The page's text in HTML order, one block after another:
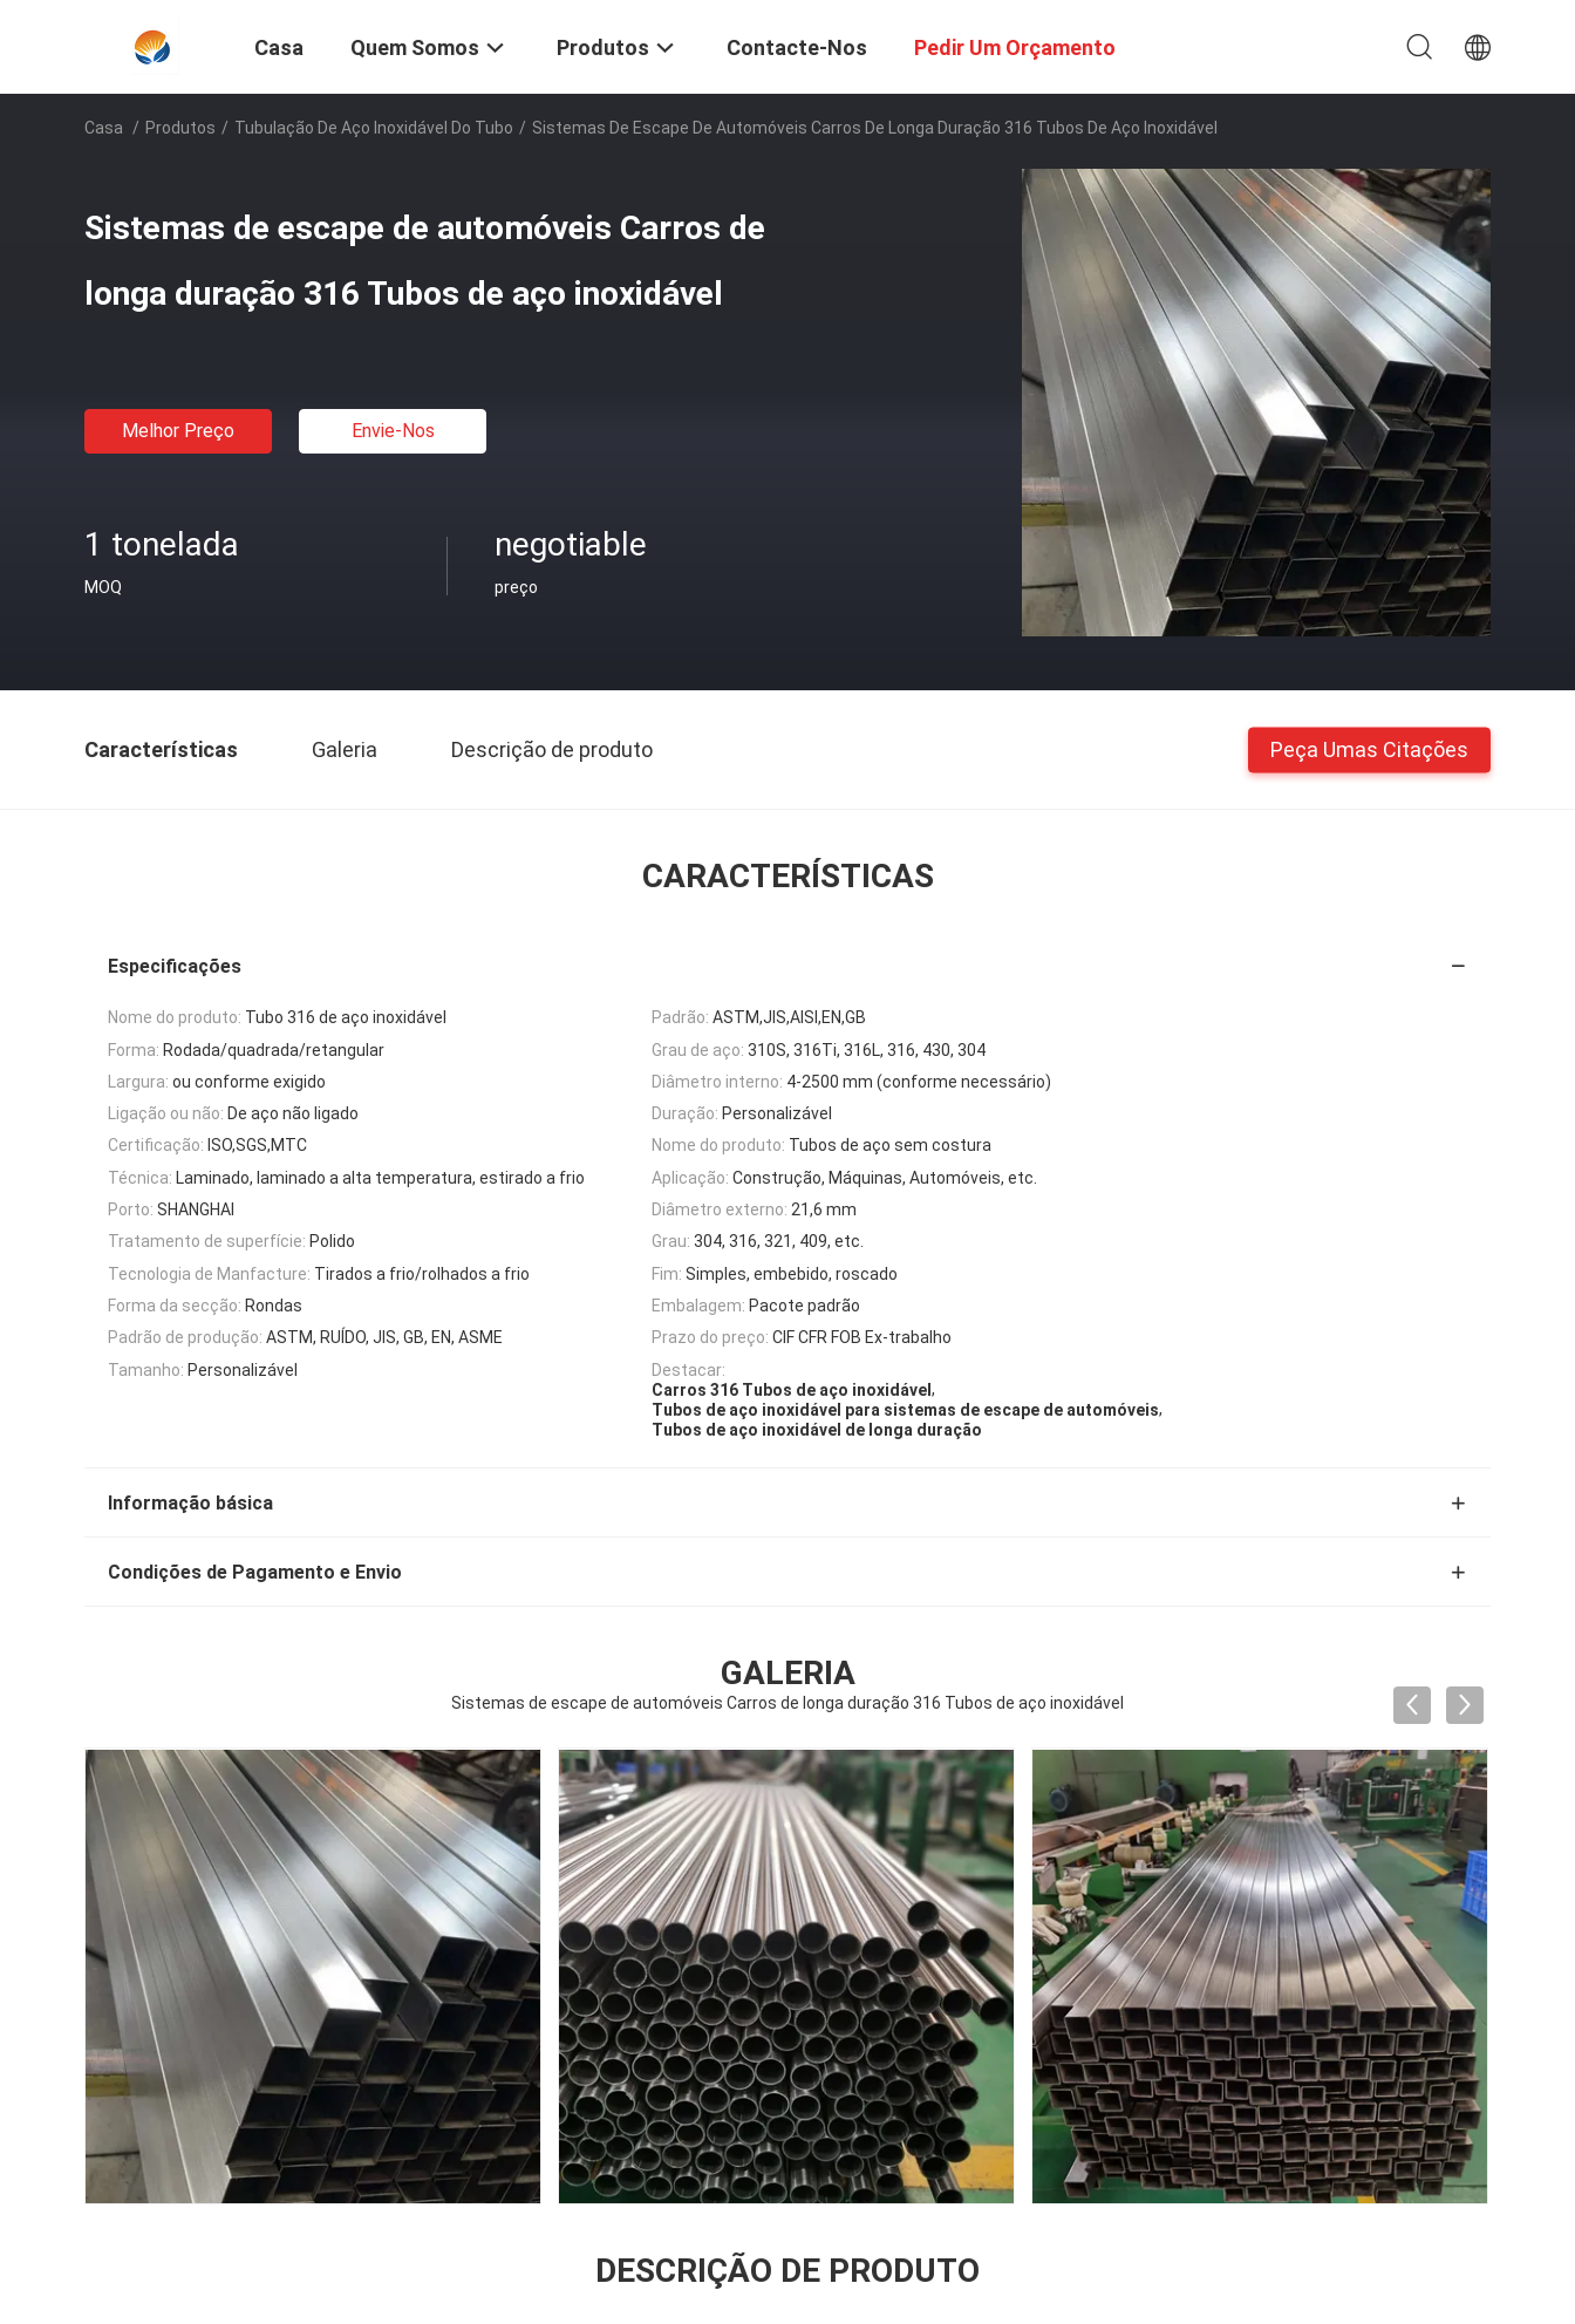
Casa Quem Somos Produtos Contacte-Nos Pedir Um Orçamento
Casa / Produtos / Tubulação De Aço Inoxidável Do Tubo / Sistemas De Escape De Automóveis Carros De Longa Duração 316 Tubos De Aço Inoxidável
Sistemas de escape de automóveis Carros de
longa duração 316 Tubos de aço inoxidável
Melhor Preço Envie-Nos
1 tonelada
MOQ
negotiable
preço
Características Galeria Descrição de produto Peça Umas Citações
CARACTERÍSTICAS
Especificações
Nome do produto: Tubo 316 de aço inoxidável Padrão: ASTM,JIS,AISI,EN,GB
Forma: Rodada/quadrada/retangular Grau de aço: 310S, 316Ti, 316L, 316, 430, 304
Largura: ou conforme exigido Diâmetro interno: 4-2500 mm (conforme necessário)
Ligação ou não: De aço não ligado Duração: Personalizável
Certificação: ISO,SGS,MTC Nome do produto: Tubos de aço sem costura
Técnica: Laminado, laminado a alta temperatura, estirado a frio Aplicação: Construção, Máquinas, Automóveis, etc.
Porto: SHANGHAI Diâmetro externo: 21,6 mm
Tratamento de superfície: Polido Grau: 304, 316, 321, 409, etc.
Tecnologia de Manfacture: Tirados a frio/rolhados a frio Fim: Simples, embebido, roscado
Forma da secção: Rondas Embalagem: Pacote padrão
Padrão de produção: ASTM, RUÍDO, JIS, GB, EN, ASME Prazo do preço: CIF CFR FOB Ex-trabalho
Tamanho: Personalizável
Destacar:
Carros 316 Tubos de aço inoxidável ,
Tubos de aço inoxidável para sistemas de escape de automóveis,
Tubos de aço inoxidável de longa duração
Informação básica
Condições de Pagamento e Envio
GALERIA
Sistemas de escape de automóveis Carros de longa duração 316 Tubos de aço inoxidável
DESCRIÇÃO DE PRODUTO